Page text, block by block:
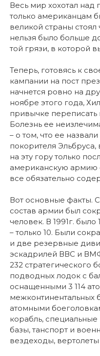
Весь мир хохотал
только американцам
великой страны
нельзя было больше
той грязи, в которой
Теперь, готовясь к
кампании на пост
начнется ровно на
ноябре этого года,
привычке
Болезнь ее
– о том, что ее
покорителя
на эту гору только
американскую армию
все обязательно
Вот основные факты. С
состав армии был
человек. В 1991г. было
– только 10. Были
и две резервные
эскадрилей ВВС и
232 стратегического
подводных лодок с
оснащенными 3 114
межконтинентальных
атомными
корабль,
базы, танспорт и
вездеходы, вертолеты